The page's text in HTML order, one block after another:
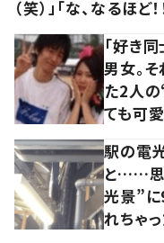
（笑）」「な、なるほど！
「好き
男女。
た2人
ても可愛
駅の電
と……思
光景”に
れちゃっ